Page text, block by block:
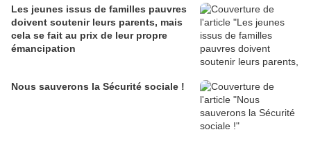
Les jeunes issus de familles pauvres
doivent soutenir leurs parents, mais
cela se fait au prix de leur propre
émancipation
Nous sauverons la Sécurité sociale !